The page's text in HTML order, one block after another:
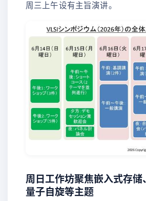
周三上午设有主旨演讲。
周日工作坊聚焦嵌入式存储
量子自旋等主题